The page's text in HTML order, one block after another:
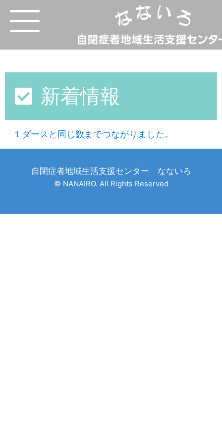
新着情報
１ダースと同じ数までつながりました。
自閉症者地域生活支援センター なないろ
© NANAIRO. All Rights Reserved